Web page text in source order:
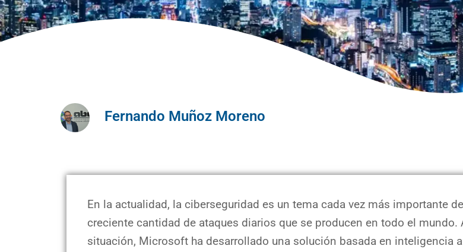
Fernando Muñoz Moreno
En la actualidad, la ciberseguridad es un tema cada vez más importante
creciente cantidad de ataques diarios que se producen en todo el mundo.
situación, Microsoft ha desarrollado una solución basada en inteligencia